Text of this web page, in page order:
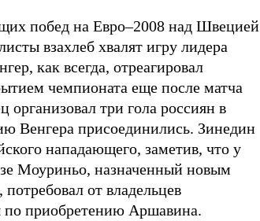
побед на Евро–2008 над Швецией
взахлеб хвалят игру лидера
как всегда, отреагировал
чемпионата еще после матча
организовал три гола россиян в
Венгера присоединились. Зинедин
нападающего, заметив, что у
Моуриньо, назначенный новым
от владельцев
по приобретению Аршавина.